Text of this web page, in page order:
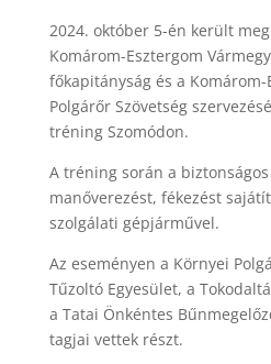
2024. október 5-én került
Komárom-Esztergom
főkapitányság és a
Polgárőr Szövetség
tréning Szomódon.
A tréning során a
manőverezést, fékezést
szolgálati gépjárművel.
Az eseményen a Környei
Tűzoltó Egyesület, a
a Tatai Önkéntes
tagjai vettek részt.